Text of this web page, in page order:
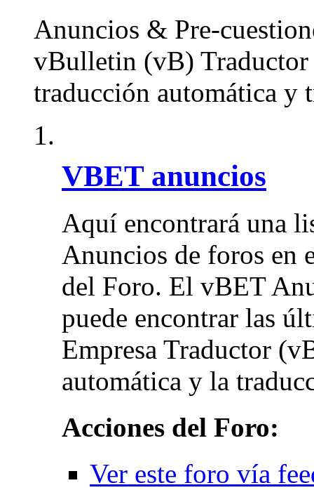
Anuncios & Pre-
vBulletin (vB) Traductor
traducción automática y
VBET anuncios
Aquí encontrará una
Anuncios de foros en
del Foro. El vBET
puede encontrar las
Empresa Traductor
automática y la
Acciones del Foro:
Ver este foro vía